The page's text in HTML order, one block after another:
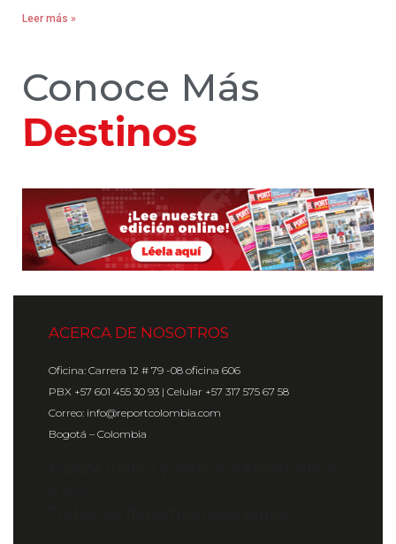
Leer más »
Conoce Más
Hoteles
ACERCA DE NOSOTROS
Oficina: Carrera 12 # 79 -08 oficina 606
PBX +57 601 455 30 93 | Celular +57 317 575 67 58
Correo: info@reportcolombia.com
Bogotá – Colombia